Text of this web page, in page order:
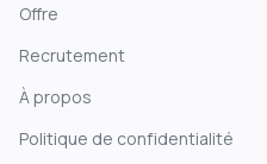
Offre
Recrutement
À propos
Politique de confidentialité